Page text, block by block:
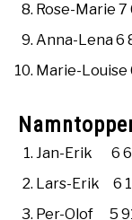
Rose-Marie 7
Anna-Lena 6
Marie-Louise
Jan-Erik 6
Lars-Erik 6
Per-Olof 5